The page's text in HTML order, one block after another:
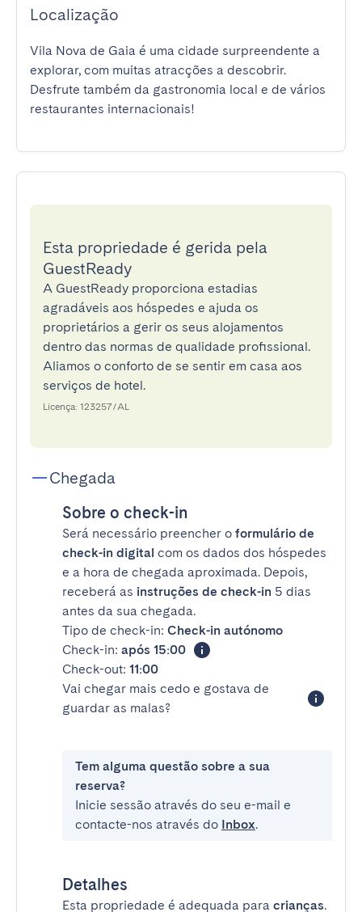
Localização
Vila Nova de Gaia é uma cidade surpreendente a
explorar, com muitas atracções a descobrir.
Desfrute também da gastronomia local e de vários
restaurantes internacionais!
Esta propriedade é gerida pela
GuestReady
A GuestReady proporciona estadias
agradáveis aos hóspedes e ajuda os
proprietários a gerir os seus alojamentos
dentro das normas de qualidade profissional.
Aliamos o conforto de se sentir em casa aos
serviços de hotel.
Licença: 123257/AL
Chegada
Sobre o check-in
Será necessário preencher o formulário de
check-in digital com os dados dos hóspedes
e a hora de chegada aproximada. Depois,
receberá as instruções de check-in 5 dias
antes da sua chegada.
Tipo de check-in: Check-in autónomo
Check-in: após 15:00
Check-out: 11:00
Vai chegar mais cedo e gostava de
guardar as malas?
Tem alguma questão sobre a sua
reserva?
Inicie sessão através do seu e-mail e
contacte-nos através do Inbox.
Detalhes
Esta propriedade é adequada para crianças.